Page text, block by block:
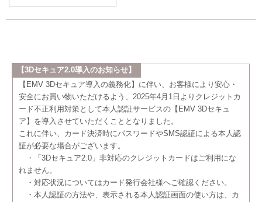
【3Dセキュア2.0導入のお知らせ】
【EMV 3Dセキュア導入の義務化】に伴い、お客様により安心・
安全にお買い物いただけるよう、2025年4月1日よりクレジットカ
ード不正利用対策として本人認証サービスの【EMV 3Dセキュ
ア】を導入させていただくこととなりました。
これに伴い、カード決済時にパスワードやSMS認証による本人認
証が必要な場合がございます。
・「3Dセキュア2.0」非対応のクレジットカードはご利用にな
れません。
・対応状況についてはカード発行会社様へご確認ください。
・本人認証の方法や、表示される本人認証画面の使い方は、カ